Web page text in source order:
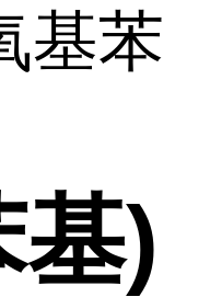
基苯
基)